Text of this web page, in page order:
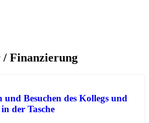
/ Finanzierung
und Besuchen des Kollegs und
der Tasche